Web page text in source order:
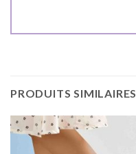
PRODUITS SIMILAIRES